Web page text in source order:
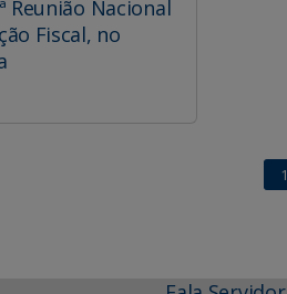
Reunião Nacional
Fiscal, no
1